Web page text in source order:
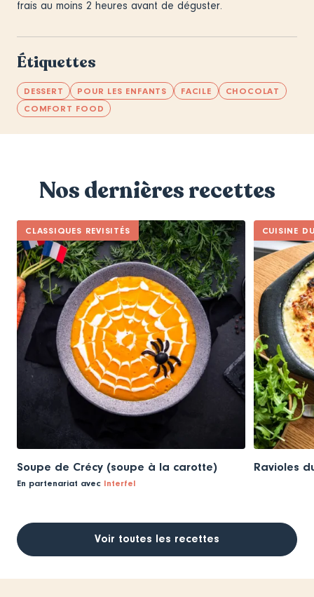
frais au moins 2 heures avant de déguster.
Étiquettes
DESSERT POUR LES ENFANTS FACILE
CHOCOLAT
COMFORT FOOD
Nos dernières recettes
CLASSIQUES REVISITÉS
Soupe de Crécy (soupe à la carotte)
En partenariat avec Interfel
CUISINE
Ravioles
Voir toutes les recettes